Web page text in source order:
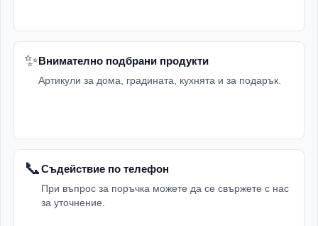
✨Внимателно подбрани продукти
Артикули за дома, градината, кухнята и за подарък.
📞Съдействие по телефон
При въпрос за поръчка можете да се свържете с нас
за уточнение.